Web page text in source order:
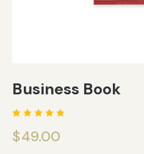
Business Book
puanına
dayanara
$49.00